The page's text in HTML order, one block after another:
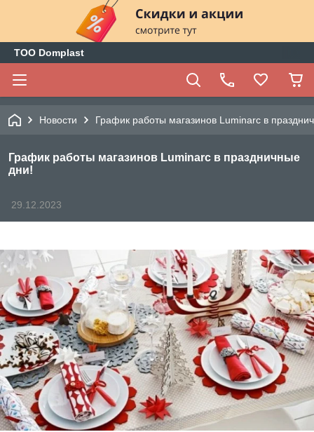
ТОО Domplast
Новости График работы магазинов Luminarc в
График работы магазинов Luminarc в праздничные
дни!
29.12.2023